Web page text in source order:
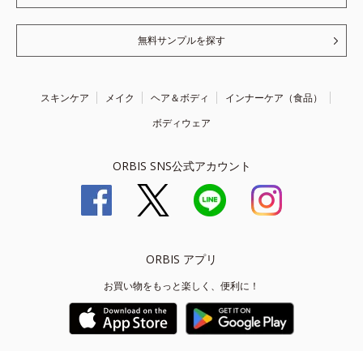
無料サンプルを探す
スキンケア メイク ヘア＆ボディ
インナーケア（食品）
ボディウェア
ORBIS SNS公式アカウント
ORBIS アプリ
お買い物をもっと楽しく、便利に！